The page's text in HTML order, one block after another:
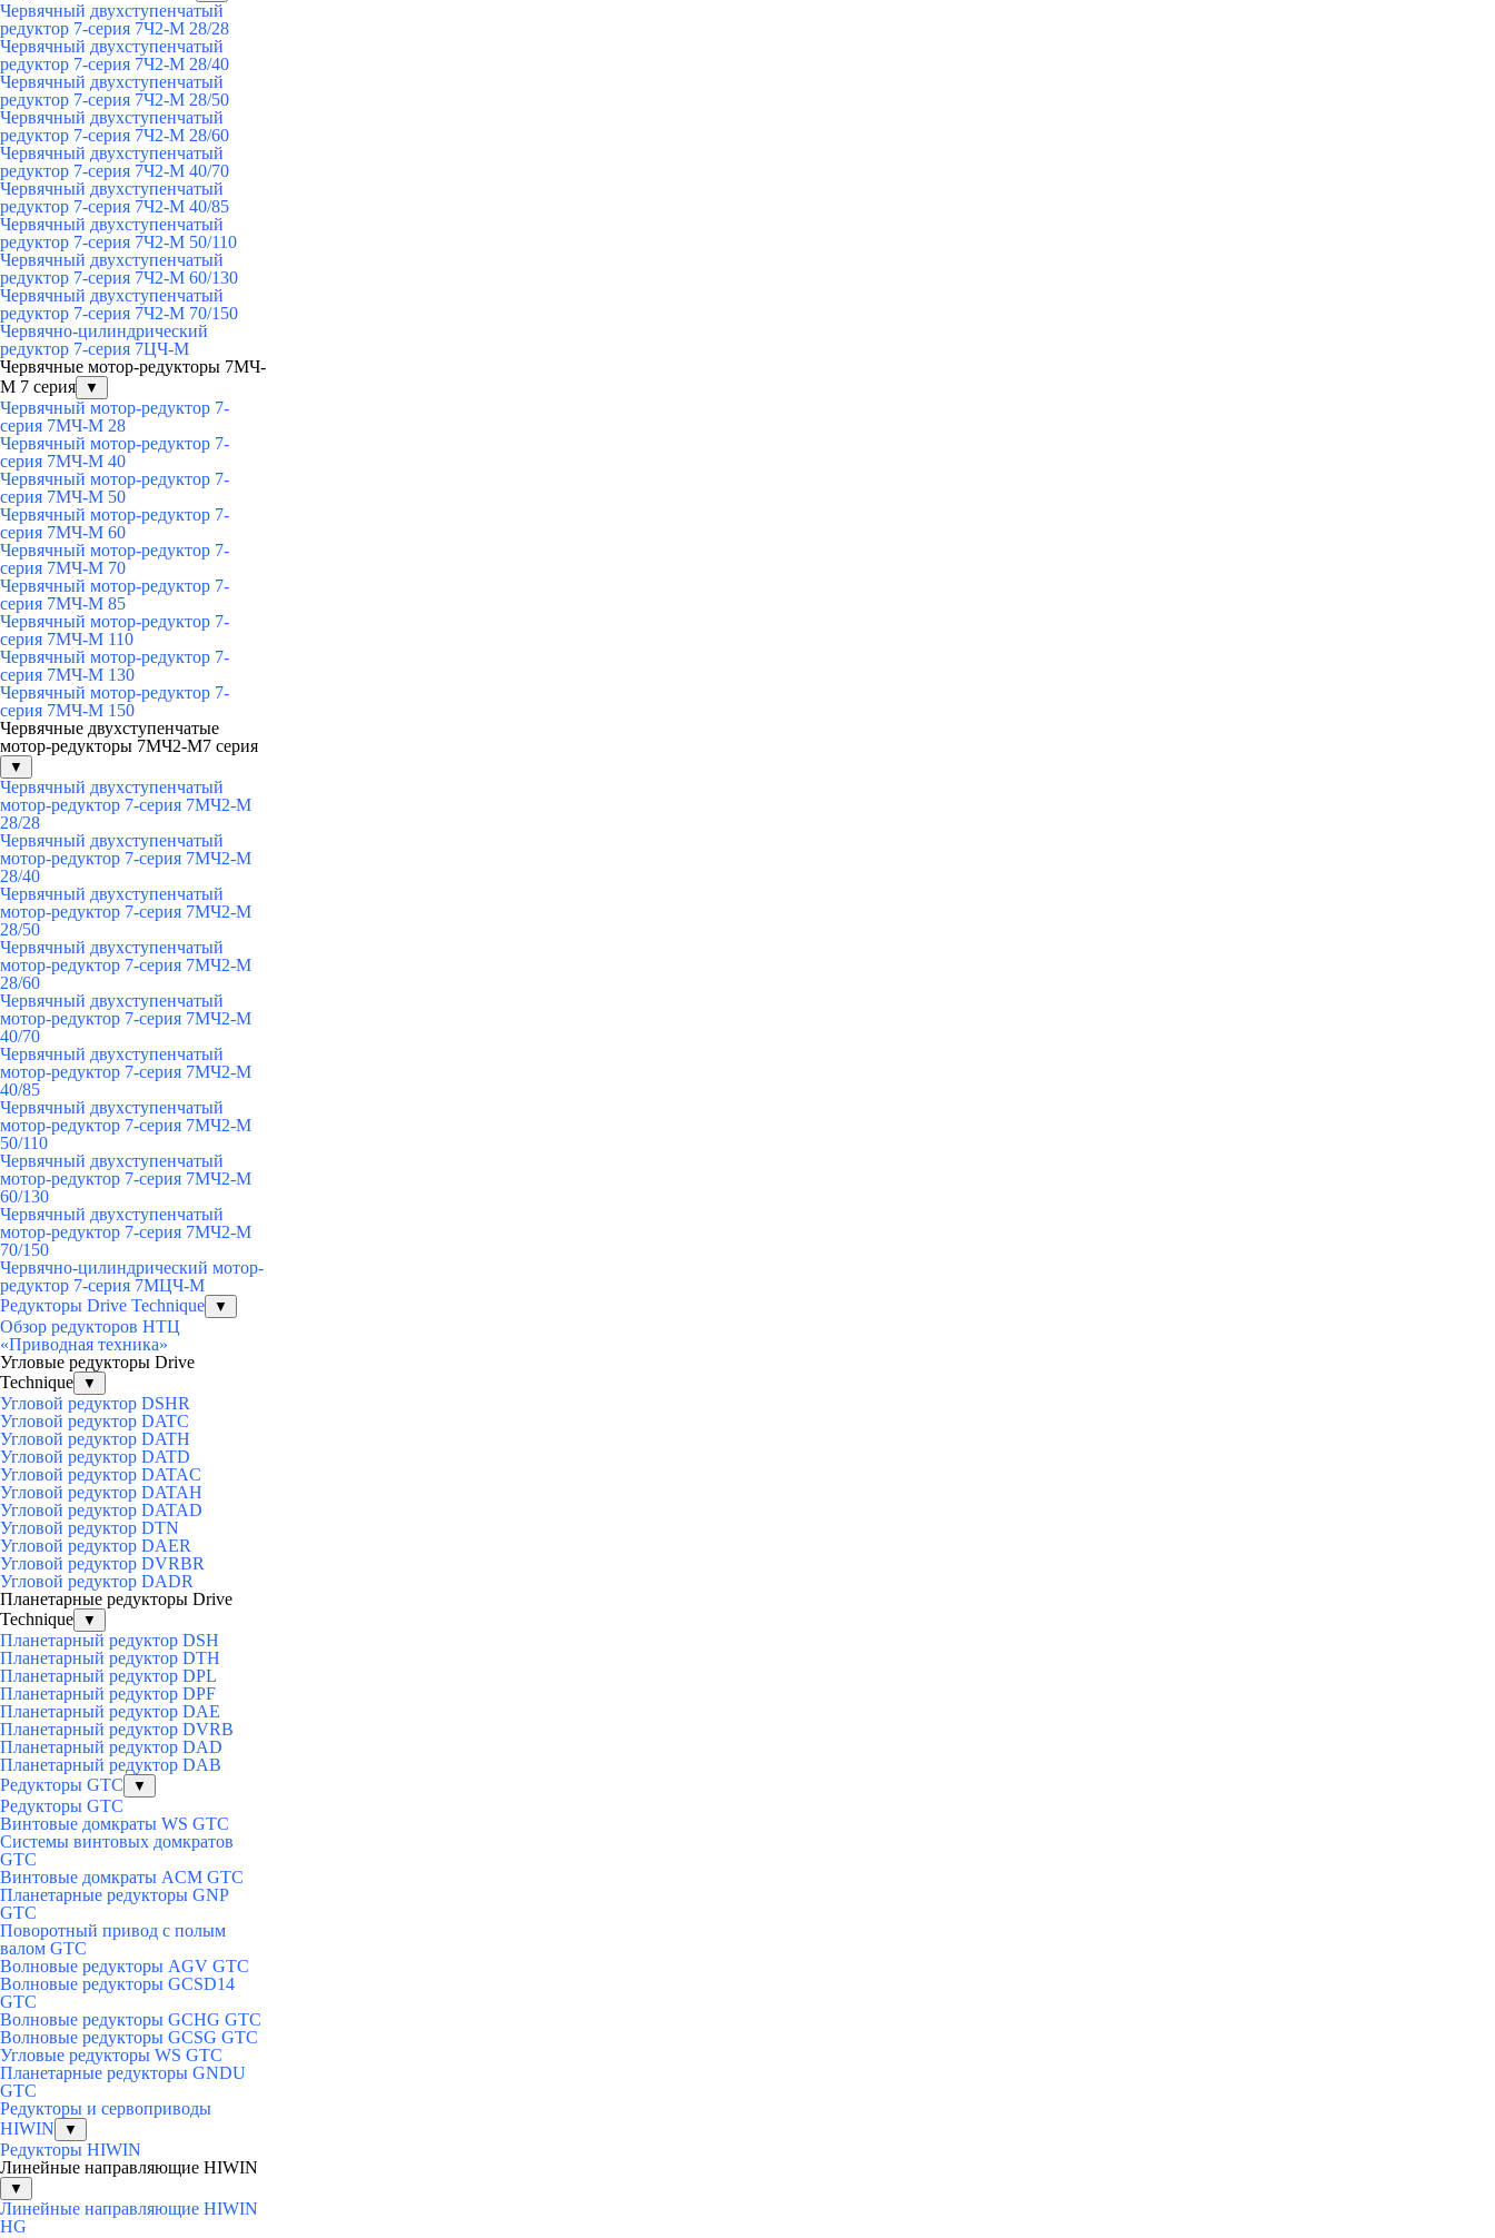
Червячный двухступенчатый
редуктор 7-серия 7Ч2-М 28/28
Червячный двухступенчатый
редуктор 7-серия 7Ч2-М 28/40
Червячный двухступенчатый
редуктор 7-серия 7Ч2-М 28/50
Червячный двухступенчатый
редуктор 7-серия 7Ч2-М 28/60
Червячный двухступенчатый
редуктор 7-серия 7Ч2-М 40/70
Червячный двухступенчатый
редуктор 7-серия 7Ч2-М 40/85
Червячный двухступенчатый
редуктор 7-серия 7Ч2-М 50/110
Червячный двухступенчатый
редуктор 7-серия 7Ч2-М 60/130
Червячный двухступенчатый
редуктор 7-серия 7Ч2-М 70/150
Червячно-цилиндрический
редуктор 7-серия 7ЦЧ-М
Червячные мотор-редукторы 7МЧ-
М 7 серия
▼
Червячный мотор-редуктор 7-
серия 7МЧ-М 28
Червячный мотор-редуктор 7-
серия 7МЧ-М 40
Червячный мотор-редуктор 7-
серия 7МЧ-М 50
Червячный мотор-редуктор 7-
серия 7МЧ-М 60
Червячный мотор-редуктор 7-
серия 7МЧ-М 70
Червячный мотор-редуктор 7-
серия 7МЧ-М 85
Червячный мотор-редуктор 7-
серия 7МЧ-М 110
Червячный мотор-редуктор 7-
серия 7МЧ-М 130
Червячный мотор-редуктор 7-
серия 7МЧ-М 150
Червячные двухступенчатые
мотор-редукторы 7МЧ2-М7 серия
▼
Червячный двухступенчатый
мотор-редуктор 7-серия 7МЧ2-М
28/28
Червячный двухступенчатый
мотор-редуктор 7-серия 7МЧ2-М
28/40
Червячный двухступенчатый
мотор-редуктор 7-серия 7МЧ2-М
28/50
Червячный двухступенчатый
мотор-редуктор 7-серия 7МЧ2-М
28/60
Червячный двухступенчатый
мотор-редуктор 7-серия 7МЧ2-М
40/70
Червячный двухступенчатый
мотор-редуктор 7-серия 7МЧ2-М
40/85
Червячный двухступенчатый
мотор-редуктор 7-серия 7МЧ2-М
50/110
Червячный двухступенчатый
мотор-редуктор 7-серия 7МЧ2-М
60/130
Червячный двухступенчатый
мотор-редуктор 7-серия 7МЧ2-М
70/150
Червячно-цилиндрический мотор-
редуктор 7-серия 7МЦЧ-М
Редукторы Drive Technique
▼
Обзор редукторов НТЦ
«Приводная техника»
Угловые редукторы Drive
Technique
▼
Угловой редуктор DSHR
Угловой редуктор DATC
Угловой редуктор DATH
Угловой редуктор DATD
Угловой редуктор DATAC
Угловой редуктор DATAH
Угловой редуктор DATAD
Угловой редуктор DTN
Угловой редуктор DAER
Угловой редуктор DVRBR
Угловой редуктор DADR
Планетарные редукторы Drive
Technique
▼
Планетарный редуктор DSH
Планетарный редуктор DTH
Планетарный редуктор DPL
Планетарный редуктор DPF
Планетарный редуктор DAE
Планетарный редуктор DVRB
Планетарный редуктор DAD
Планетарный редуктор DAB
Редукторы GTC
▼
Редукторы GTC
Винтовые домкраты WS GTC
Системы винтовых домкратов
GTC
Винтовые домкраты ACM GTC
Планетарные редукторы GNP
GTC
Поворотный привод с полым
валом GTC
Волновые редукторы AGV GTC
Волновые редукторы GCSD14
GTC
Волновые редукторы GCHG GTC
Волновые редукторы GCSG GTC
Угловые редукторы WS GTC
Планетарные редукторы GNDU
GTC
Редукторы и сервоприводы
HIWIN
▼
Редукторы HIWIN
Линейные направляющие HIWIN
▼
Линейные направляющие HIWIN
HG